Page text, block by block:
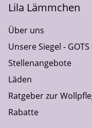
Lila Lämmchen
Über uns
Unsere Siegel -
Stellenangebote
Läden
Ratgeber zur
Rabatte